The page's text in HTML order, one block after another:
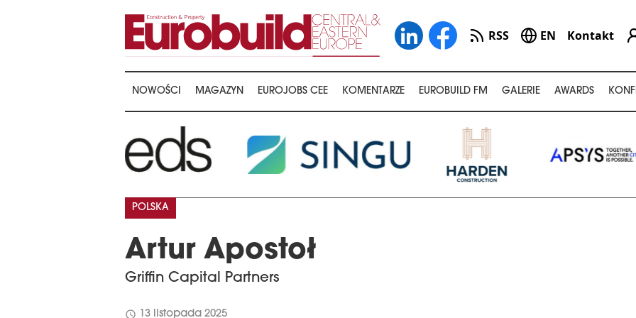
RSS EN Kontakt
NOWOŚCI MAGAZYN EUROJOBS CEE KOMENTARZE EUROBUILD FM GALERIE AWARDS
Artur Apostoł
Griffin Capital Partners
POLSKA
schedule 13 listopada 2025